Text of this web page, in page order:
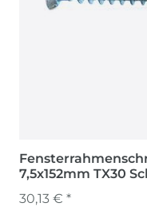
7,5x152mm TX30
30,13 € *